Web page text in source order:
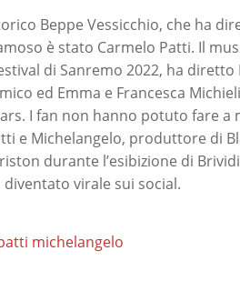
Beppe Vessicchio, che ha
è stato Carmelo Patti. Il
di Sanremo 2022, ha
ed Emma e Francesca
I fan non hanno potuto fare
e Michelangelo, produttore di
durante l’esibizione di
diventato virale sui social.